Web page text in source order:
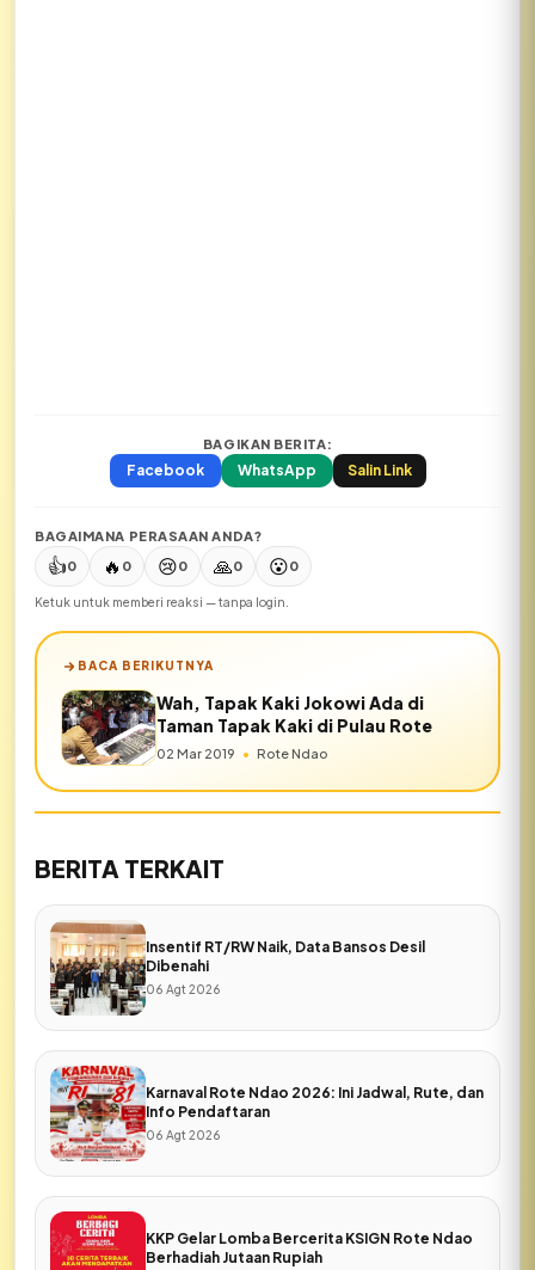
BAGIKAN BERITA:
Facebook WhatsApp Salin Link
BAGAIMANA PERASAAN ANDA?
👍0 🔥 0 😢0 🙏0 😮0
Ketuk untuk memberi reaksi — tanpa login.
BACA BERIKUTNYA
Wah, Tapak Kaki Jokowi Ada di
Taman Tapak Kaki di Pulau Rote
02 Mar 2019 • Rote Ndao
BERITA TERKAIT
Insentif RT/RW Naik, Data Bansos Desil
Dibenahi
06 Agt 2026
Karnaval Rote Ndao 2026: Ini Jadwal, Rute, dan
Info Pendaftaran
06 Agt 2026
KKP Gelar Lomba Bercerita KSIGN Rote Ndao
Berhadiah Jutaan Rupiah